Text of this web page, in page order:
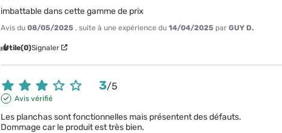
imbattable dans cette gamme de prix
Avis du08/05/2025 , suite à une expérience du14/04/2025 parGUY D.
Utile(0)Signaler
3/5
Avis vérifié
Les planchas sont fonctionnelles mais présentent des défauts.
Dommage car le produit est très bien.